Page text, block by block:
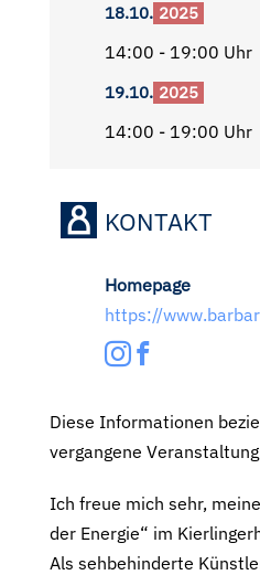
18.10. 2025
14:00 - 19:00 Uhr
19.10. 2025
14:00 - 19:00 Uhr
KONTAKT
Homepage
https://
Diese Informationen
vergangene
Ich freue mich sehr,
der Energie“ im
Als sehbehinderte